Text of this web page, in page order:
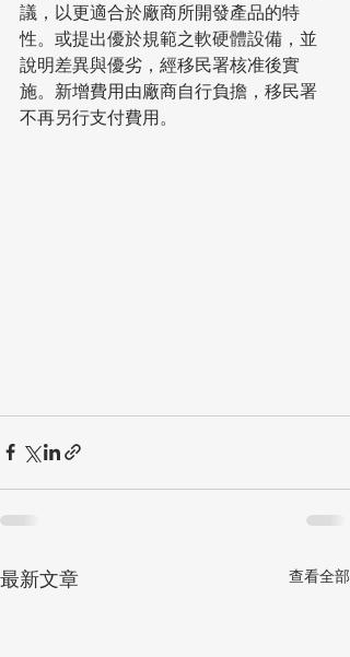
議，以更適合於廠商所開發產品的特
性。或提出優於規範之軟硬體設備，並
說明差異與優劣，經移民署核准後實
施。新增費用由廠商自行負擔，移民署
不再另行支付費用。
最新文章 查看全部